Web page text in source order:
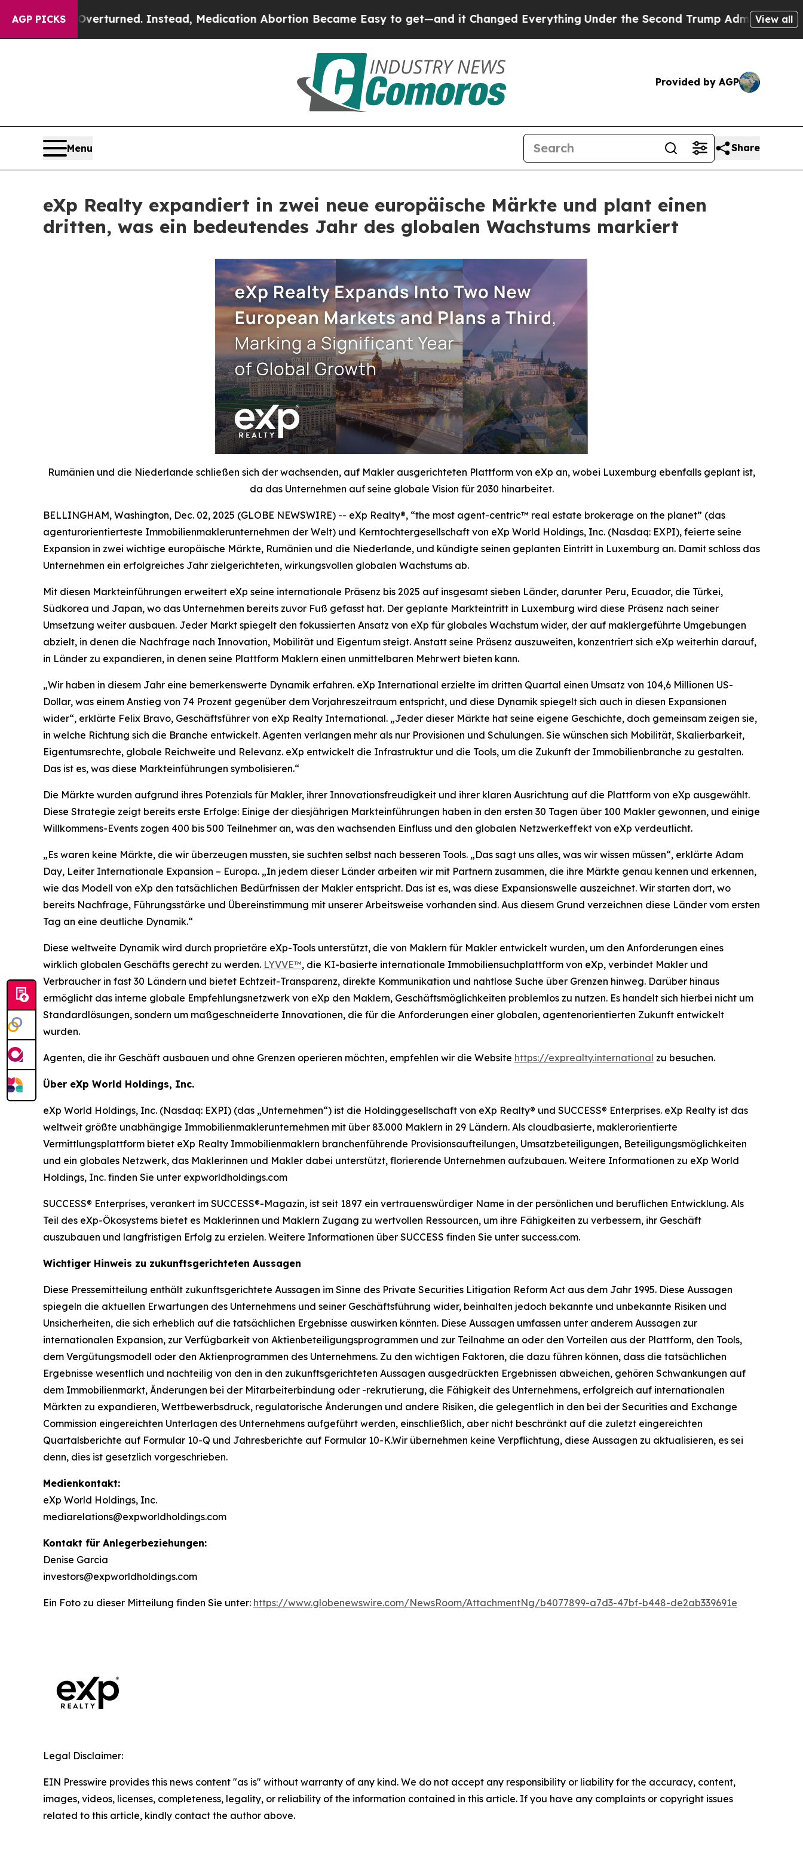
AGP PICKS Instead, Medication Abortion Became Easy to get—and it Changed EverythingUnder the Second Trump Administration, the Fight
View all
Provided by AGP
Menu Share
eXp Realty expandiert in zwei neue europäische Märkte und plant einen
dritten, was ein bedeutendes Jahr des globalen Wachstums markiert
Rumänien und die Niederlande schließen sich der wachsenden, auf Makler ausgerichteten Plattform von eXp an, wobei Luxemburg ebenfalls geplant ist,
da das Unternehmen auf seine globale Vision für 2030 hinarbeitet.
BELLINGHAM, Washington, Dec. 02, 2025 (GLOBE NEWSWIRE) -- eXp Realty®, “the most agent-centric™ real estate brokerage on the planet” (das
agenturorientierteste Immobilienmaklerunternehmen der Welt) und Kerntochtergesellschaft von eXp World Holdings, Inc. (Nasdaq: EXPI), feierte seine
Expansion in zwei wichtige europäische Märkte, Rumänien und die Niederlande, und kündigte seinen geplanten Eintritt in Luxemburg an. Damit schloss das
Unternehmen ein erfolgreiches Jahr zielgerichteten, wirkungsvollen globalen Wachstums ab.
Mit diesen Markteinführungen erweitert eXp seine internationale Präsenz bis 2025 auf insgesamt sieben Länder, darunter Peru, Ecuador, die Türkei,
Südkorea und Japan, wo das Unternehmen bereits zuvor Fuß gefasst hat. Der geplante Markteintritt in Luxemburg wird diese Präsenz nach seiner
Umsetzung weiter ausbauen. Jeder Markt spiegelt den fokussierten Ansatz von eXp für globales Wachstum wider, der auf maklergeführte Umgebungen
abzielt, in denen die Nachfrage nach Innovation, Mobilität und Eigentum steigt. Anstatt seine Präsenz auszuweiten, konzentriert sich eXp weiterhin darauf,
in Länder zu expandieren, in denen seine Plattform Maklern einen unmittelbaren Mehrwert bieten kann.
„Wir haben in diesem Jahr eine bemerkenswerte Dynamik erfahren. eXp International erzielte im dritten Quartal einen Umsatz von 104,6 Millionen US-
Dollar, was einem Anstieg von 74 Prozent gegenüber dem Vorjahreszeitraum entspricht, und diese Dynamik spiegelt sich auch in diesen Expansionen
wider“, erklärte Felix Bravo, Geschäftsführer von eXp Realty International. „Jeder dieser Märkte hat seine eigene Geschichte, doch gemeinsam zeigen sie,
in welche Richtung sich die Branche entwickelt. Agenten verlangen mehr als nur Provisionen und Schulungen. Sie wünschen sich Mobilität, Skalierbarkeit,
Eigentumsrechte, globale Reichweite und Relevanz. eXp entwickelt die Infrastruktur und die Tools, um die Zukunft der Immobilienbranche zu gestalten.
Das ist es, was diese Markteinführungen symbolisieren.“
Die Märkte wurden aufgrund ihres Potenzials für Makler, ihrer Innovationsfreudigkeit und ihrer klaren Ausrichtung auf die Plattform von eXp ausgewählt.
Diese Strategie zeigt bereits erste Erfolge: Einige der diesjährigen Markteinführungen haben in den ersten 30 Tagen über 100 Makler gewonnen, und einige
Willkommens-Events zogen 400 bis 500 Teilnehmer an, was den wachsenden Einfluss und den globalen Netzwerkeffekt von eXp verdeutlicht.
„Es waren keine Märkte, die wir überzeugen mussten, sie suchten selbst nach besseren Tools. „Das sagt uns alles, was wir wissen müssen“, erklärte Adam
Day, Leiter Internationale Expansion – Europa. „In jedem dieser Länder arbeiten wir mit Partnern zusammen, die ihre Märkte genau kennen und erkennen,
wie das Modell von eXp den tatsächlichen Bedürfnissen der Makler entspricht. Das ist es, was diese Expansionswelle auszeichnet. Wir starten dort, wo
bereits Nachfrage, Führungsstärke und Übereinstimmung mit unserer Arbeitsweise vorhanden sind. Aus diesem Grund verzeichnen diese Länder vom ersten
Tag an eine deutliche Dynamik.“
Diese weltweite Dynamik wird durch proprietäre eXp-Tools unterstützt, die von Maklern für Makler entwickelt wurden, um den Anforderungen eines
wirklich globalen Geschäfts gerecht zu werden. LYVVE™, die KI-basierte internationale Immobiliensuchplattform von eXp, verbindet Makler und
Verbraucher in fast 30 Ländern und bietet Echtzeit-Transparenz, direkte Kommunikation und nahtlose Suche über Grenzen hinweg. Darüber hinaus
ermöglicht das interne globale Empfehlungsnetzwerk von eXp den Maklern, Geschäftsmöglichkeiten problemlos zu nutzen. Es handelt sich hierbei nicht um
Standardlösungen, sondern um maßgeschneiderte Innovationen, die für die Anforderungen einer globalen, agentenorientierten Zukunft entwickelt
wurden.
Agenten, die ihr Geschäft ausbauen und ohne Grenzen operieren möchten, empfehlen wir die Website https://exprealty.international zu besuchen.
Über eXp World Holdings, Inc.
eXp World Holdings, Inc. (Nasdaq: EXPI) (das „Unternehmen“) ist die Holdinggesellschaft von eXp Realty® und SUCCESS® Enterprises. eXp Realty ist das
weltweit größte unabhängige Immobilienmaklerunternehmen mit über 83.000 Maklern in 29 Ländern. Als cloudbasierte, maklerorientierte
Vermittlungsplattform bietet eXp Realty Immobilienmaklern branchenführende Provisionsaufteilungen, Umsatzbeteiligungen, Beteiligungsmöglichkeiten
und ein globales Netzwerk, das Maklerinnen und Makler dabei unterstützt, florierende Unternehmen aufzubauen. Weitere Informationen zu eXp World
Holdings, Inc. finden Sie unter expworldholdings.com
SUCCESS® Enterprises, verankert im SUCCESS®-Magazin, ist seit 1897 ein vertrauenswürdiger Name in der persönlichen und beruflichen Entwicklung. Als
Teil des eXp-Ökosystems bietet es Maklerinnen und Maklern Zugang zu wertvollen Ressourcen, um ihre Fähigkeiten zu verbessern, ihr Geschäft
auszubauen und langfristigen Erfolg zu erzielen. Weitere Informationen über SUCCESS finden Sie unter success.com.
Wichtiger Hinweis zu zukunftsgerichteten Aussagen
Diese Pressemitteilung enthält zukunftsgerichtete Aussagen im Sinne des Private Securities Litigation Reform Act aus dem Jahr 1995. Diese Aussagen
spiegeln die aktuellen Erwartungen des Unternehmens und seiner Geschäftsführung wider, beinhalten jedoch bekannte und unbekannte Risiken und
Unsicherheiten, die sich erheblich auf die tatsächlichen Ergebnisse auswirken könnten. Diese Aussagen umfassen unter anderem Aussagen zur
internationalen Expansion, zur Verfügbarkeit von Aktienbeteiligungsprogrammen und zur Teilnahme an oder den Vorteilen aus der Plattform, den Tools,
dem Vergütungsmodell oder den Aktienprogrammen des Unternehmens. Zu den wichtigen Faktoren, die dazu führen können, dass die tatsächlichen
Ergebnisse wesentlich und nachteilig von den in den zukunftsgerichteten Aussagen ausgedrückten Ergebnissen abweichen, gehören Schwankungen auf
dem Immobilienmarkt, Änderungen bei der Mitarbeiterbindung oder -rekrutierung, die Fähigkeit des Unternehmens, erfolgreich auf internationalen
Märkten zu expandieren, Wettbewerbsdruck, regulatorische Änderungen und andere Risiken, die gelegentlich in den bei der Securities and Exchange
Commission eingereichten Unterlagen des Unternehmens aufgeführt werden, einschließlich, aber nicht beschränkt auf die zuletzt eingereichten
Quartalsberichte auf Formular 10-Q und Jahresberichte auf Formular 10-K.Wir übernehmen keine Verpflichtung, diese Aussagen zu aktualisieren, es sei
denn, dies ist gesetzlich vorgeschrieben.
Medienkontakt:
eXp World Holdings, Inc.
mediarelations@expworldholdings.com
Kontakt für Anlegerbeziehungen:
Denise Garcia
investors@expworldholdings.com
Ein Foto zu dieser Mitteilung finden Sie unter: https://www.globenewswire.com/NewsRoom/AttachmentNg/b4077899-a7d3-47bf-b448-de2ab339691e
Legal Disclaimer:
EIN Presswire provides this news content "as is" without warranty of any kind. We do not accept any responsibility or liability for the accuracy, content,
images, videos, licenses, completeness, legality, or reliability of the information contained in this article. If you have any complaints or copyright issues
related to this article, kindly contact the author above.